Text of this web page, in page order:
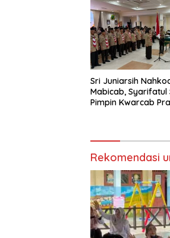
Sri Juniarsih
Mabicab, Syarifatul
Pimpin Kwarcab
Rekomendasi